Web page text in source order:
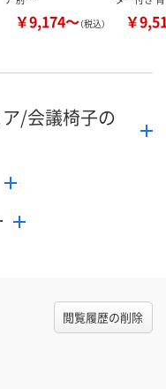
￥9,174～（税込） ￥
/会議椅子の
閲覧履歴の削除